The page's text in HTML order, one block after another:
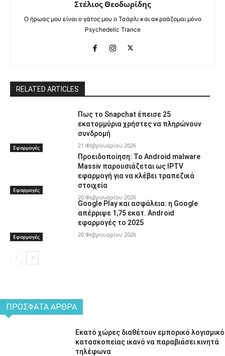
Στέλιος Θεοδωρίδης
Ο ήρωας μου είναι ο γάτος μου ο Τσάρλι και ακροάζομαι μόνο
Psychedelic Trance
RELATED ARTICLES
Εφαρμογές
Πως το Snapchat έπεισε 25
εκατομμύρια χρήστες να πληρώνουν
συνδρομή
21 Φεβρουαρίου 2026
Εφαρμογές
Προειδοποίηση: Το Android malware
Massiv παρουσιάζεται ως IPTV
εφαρμογή για να κλέβει τραπεζικά
στοιχεία
20 Φεβρουαρίου 2026
Εφαρμογές
Google Play και ασφάλεια: η Google
απέρριψε 1,75 εκατ. Android
εφαρμογές το 2025
20 Φεβρουαρίου 2026
ΠΡΌΣΦΑΤΑ ΆΡΘΡΑ
Εκατό χώρες διαθέτουν εμπορικό λογισμικό
κατασκοπείας ικανό να παραβιάσει κινητά
τηλέφωνα